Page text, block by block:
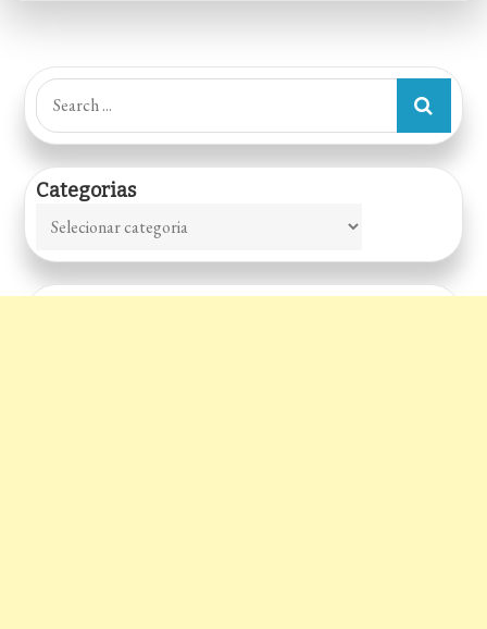
Search
for:
Categorias
Categorias